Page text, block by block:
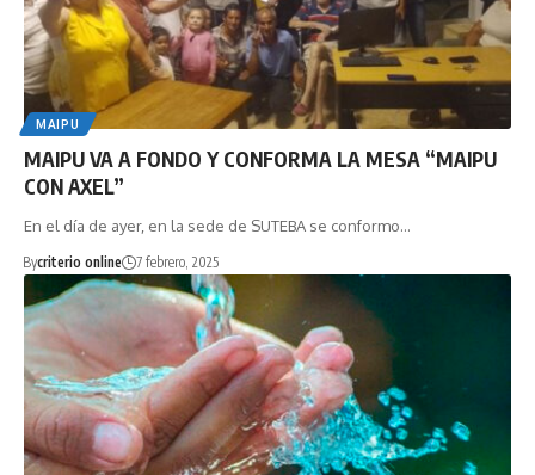
MAIPU
MAIPU VA A FONDO Y CONFORMA LA MESA “MAIPU
CON AXEL”
En el día de ayer, en la sede de SUTEBA se conformo…
Bycriterio online 7 febrero, 2025